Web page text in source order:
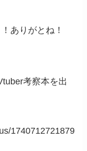
ありがとね！
考察本を出
1740712721879